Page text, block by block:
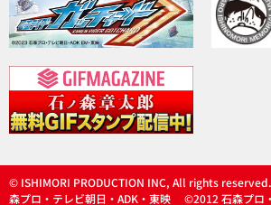
© ISHIMORI PRODUCTION INC, All rights
森プロ・テレビ朝日・ADK・東映 ©2012 石森プロ